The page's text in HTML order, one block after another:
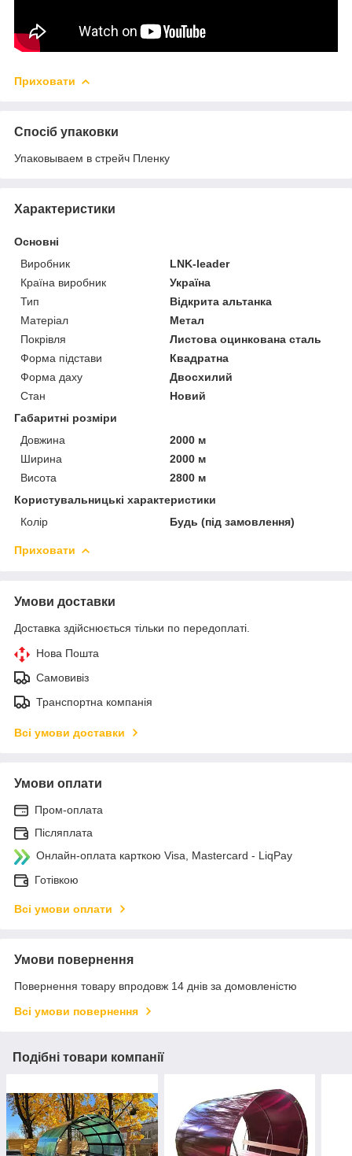
Приховати
Спосіб упаковки
Упаковываем в стрейч Пленку
Характеристики
Основні
Виробник
LNK-leader
Країна виробник
Україна
Тип
Відкрита альтанка
Матеріал
Метал
Покрівля
Листова оцинкована сталь
Форма підстави
Квадратна
Форма даху
Двосхилий
Стан
Новий
Габаритні розміри
Довжина
2000 м
Ширина
2000 м
Висота
2800 м
Користувальницькі характеристики
Колір
Будь (під замовлення)
Приховати
Умови доставки
Доставка здійснюється тільки по передоплаті.
Нова Пошта
Самовивіз
Транспортна компанія
Всі умови доставки
Умови оплати
Пром-оплата
Післяплата
Онлайн-оплата карткою Visa, Mastercard - LiqPay
Готівкою
Всі умови оплати
Умови повернення
Повернення товару впродовж 14 днів за домовленістю
Всі умови повернення
Подібні товари компанії